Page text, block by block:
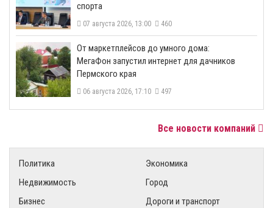
спорта
07 августа 2026, 13:00 460
От маркетплейсов до умного дома:
МегаФон запустил интернет для дачников
Пермского края
06 августа 2026, 17:10 497
Все новости компаний
Политика
Экономика
Недвижимость
Город
Бизнес
Дороги и транспорт